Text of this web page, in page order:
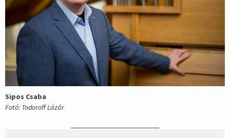
Sipos Csaba
Fotó: Todoroff Lázár